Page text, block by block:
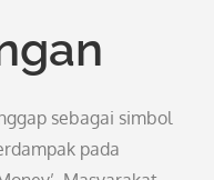
sebagai simbol
pada